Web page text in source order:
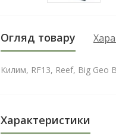
Огляд товару
Килим, RF13, Reef, Big Geo
Характеристики